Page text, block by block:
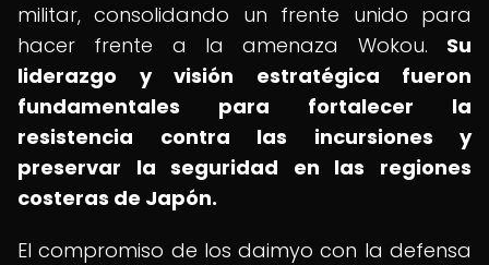
militar, consolidando un frente unido para
hacer frente a la amenaza Wokou. Su
liderazgo y visión estratégica fueron
fundamentales para fortalecer la
resistencia contra las incursiones y
preservar la seguridad en las regiones
costeras de Japón.
El compromiso de los daimyo con la defensa